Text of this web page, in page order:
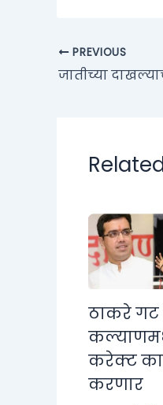
PREVIOUS
ठाकरे गट
करेक्ट
करणार